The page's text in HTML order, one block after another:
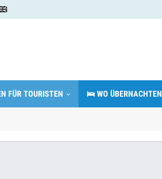
FÜR TOURISTEN 🛌 WO ÜBERNACHTEN